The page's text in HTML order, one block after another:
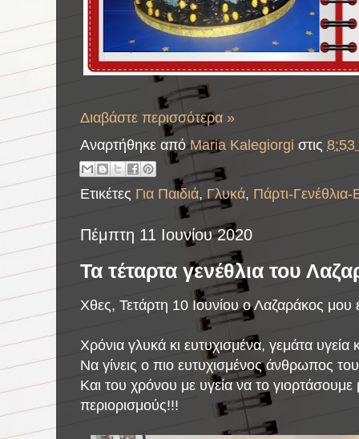
Διαβάστε περισσότερα »
Αναρτήθηκε απόMaria Kalegiorgi στις 8:53
Ετικέτες Για Παιδιά, Γλυκά, Πάρτι-
Πέμπτη 11 Ιουνίου 2020
Τα τέταρτα γενέθλια του
Χθες, Τετάρτη 10 Ιουνίου ο Λαζαράκος μου
Χρόνια γλυκά κι ευτυχισμένα, γεμάτα υγεία
Να γίνεις ο πιο ευτυχισμένος άνθρωπος
Και του χρόνου με υγεία να το
περιορισμούς!!!